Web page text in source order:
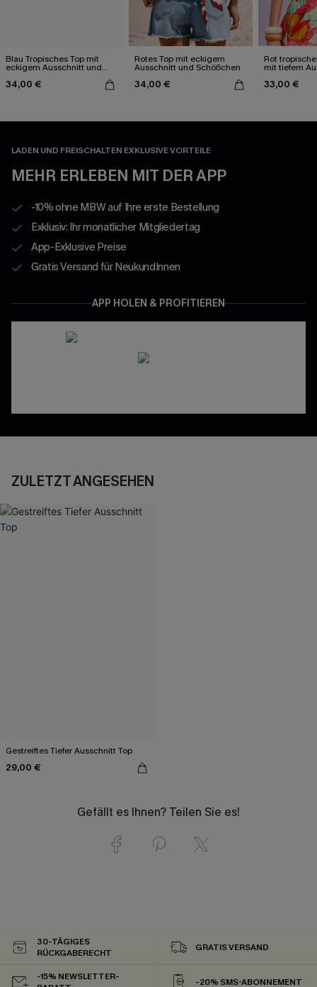
Blau Tropisches Top mit
eckigem Ausschnitt und
34,00 €
Rotes Top mit eckigem
Ausschnitt und Schößchen
34,00 €
Rot
mit tiefem
33,00 €
LADEN UND FREISCHALTEN EXKLUSIVE VORTEILE
MEHR ERLEBEN MIT DER APP
-10% ohne MBW auf Ihre erste Bestellung
Exklusiv: Ihr monatlicher Mitgliedertag
App-Exklusive Preise
Gratis Versand für NeukundInnen
APP HOLEN & PROFITIEREN
ZULETZT ANGESEHEN
Gestreiftes Tiefer Ausschnitt Top
29,00 €
Gefällt es Ihnen? Teilen Sie es!
30-TÄGIGES
RÜCKGABERECHT
GRATIS VERSAND
-15% NEWSLETTER-
-20% SMS-ABONNEMENT